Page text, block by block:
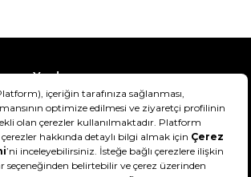
Yardım
Teslimat Bilgisi
Şartlar & Koşullar
Hakkımızda